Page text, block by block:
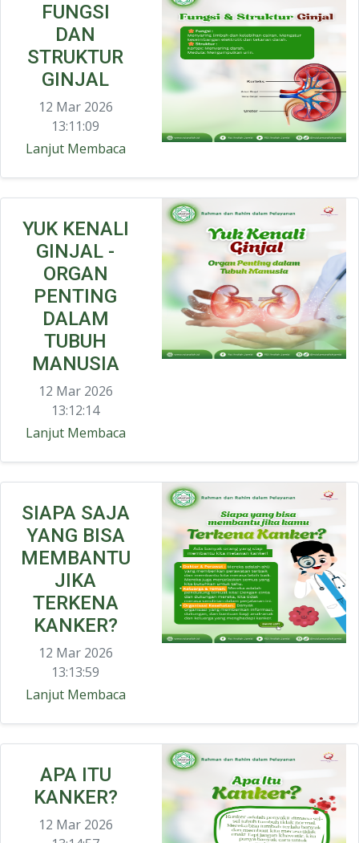
FUNGSI
DAN
STRUKTUR
GINJAL
12 Mar 2026
13:11:09
Lanjut Membaca
YUK KENALI
GINJAL -
ORGAN
PENTING
DALAM
TUBUH
MANUSIA
12 Mar 2026
13:12:14
Lanjut Membaca
SIAPA SAJA
YANG BISA
MEMBANTU
JIKA
TERKENA
KANKER?
12 Mar 2026
13:13:59
Lanjut Membaca
APA ITU
KANKER?
12 Mar 2026